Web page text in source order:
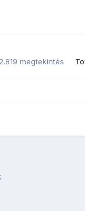
2.819 megtekintés